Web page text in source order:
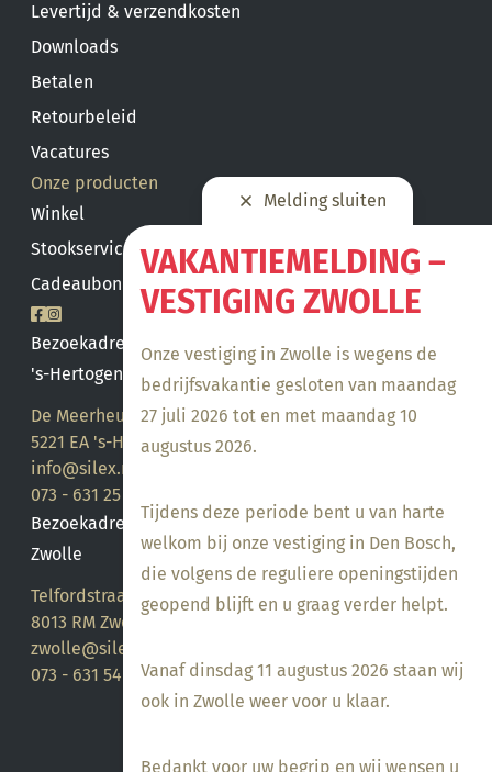
Melding sluiten
VAKANTIEMELDING –
VESTIGING ZWOLLE
Onze vestiging in Zwolle is wegens de
bedrijfsvakantie gesloten van maandag
27 juli 2026 tot en met maandag 10
augustus 2026.
Tijdens deze periode bent u van harte
welkom bij onze vestiging in Den Bosch,
die volgens de reguliere openingstijden
geopend blijft en u graag verder helpt.
Vanaf dinsdag 11 augustus 2026 staan wij
ook in Zwolle weer voor u klaar.
Bedankt voor uw begrip en wij wensen u
Levertijd & verzendkosten
Downloads
Betalen
Retourbeleid
Vacatures
Onze producten
Winkel
Stookservice
Cadeaubon saldo
Bezoekadres
's-Hertogenbosch
De Meerheuvel 21
5221 EA 's-Hertogenbosch
info@silex.nl
073 - 631 25 28
Bezoekadres
Zwolle
Telfordstraat 14
8013 RM Zwolle
zwolle@silex.nl
073 - 631 54 05